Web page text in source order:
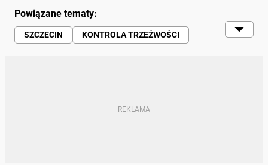
Powiązane tematy:
SZCZECIN
KONTROLA TRZEŹWOŚCI